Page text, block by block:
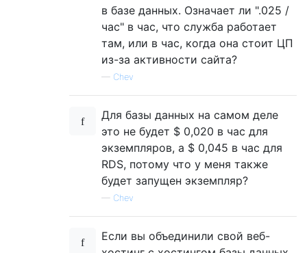
в базе данных. Означает ли ".025 /
час" в час, что служба работает
там, или в час, когда она стоит ЦП
из-за активности сайта?
— Chev
Для базы данных на самом деле
это не будет $ 0,020 в час для
экземпляров, а $ 0,045 в час для
RDS, потому что у меня также
будет запущен экземпляр?
— Chev
Если вы объединили свой веб-